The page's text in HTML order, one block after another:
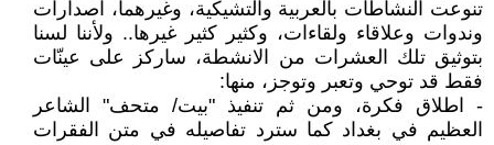
تنوعت النشاطات بالعربية والتشيكية، وغيرهما، اصدارات
وندوات وعلاقاء ولقاءات، وكثير كثير غيرها.. ولأننا لسنا
بتوثيق تلك العشرات من الانشطة، ساركز على عينّات
فقط قد توحي وتعبر وتوجز، منها:
- اطلاق فكرة، ومن ثم تنفيذ "بيت/ متحف" الشاعر
العظيم في بغداد كما سترد تفاصيله في متن الفقرات